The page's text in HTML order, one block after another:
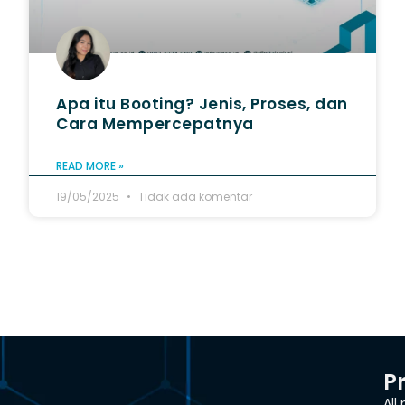
Apa itu Booting? Jenis, Proses, dan
Cara Mempercepatnya
READ MORE »
19/05/2025
Tidak ada komentar